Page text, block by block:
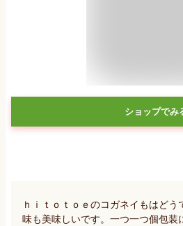
ショップでみ
ｈｉｔｏｔｏｅのコガネイもはどう
味も美味しいです。一つ一つ個包装